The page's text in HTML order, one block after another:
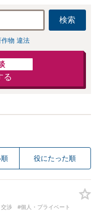
検索
作物 違法
る
役にたった順
交渉 #個人・プライベート